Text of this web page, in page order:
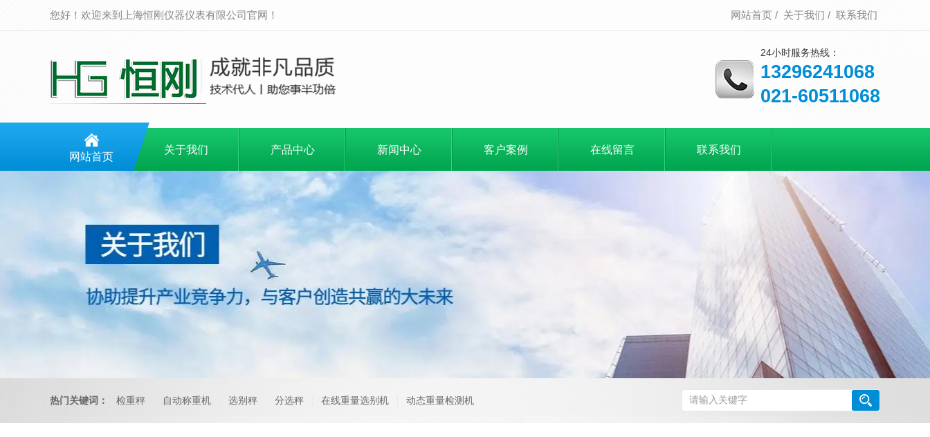
您好！欢迎来到上海恒刚仪器仪表有限公司官网！ 网站首页 / 关于我们 / 联系我们
24小时服务热线：
13296241068
021-60511068
网站首页
关于我们 产品中心 新闻中心 客户案例 在线留言 联系我们
热门关键词： 检重秤 自动称重机 选别秤 分选秤 在线重量选别机 动态重量检测机